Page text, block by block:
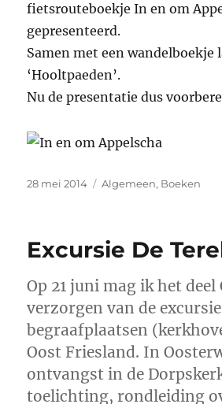
fietsrouteboekje In en om
gepresenteerd.
Samen met een wandelboekje
‘Hooltpaeden’.
Nu de presentatie dus
Geplaatst
28 mei 2014 Categorieën
Algemeen, Boeken
Excursie De
Op 21 juni mag ik het
verzorgen van de
begraafplaatsen
Oost Friesland. In
ontvangst in de
toelichting, rondleiding